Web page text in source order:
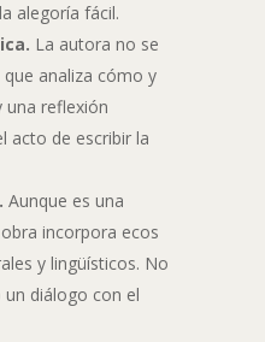
alegoría fácil.
La autora no se
analiza cómo y
una reflexión
acto de escribir la
Aunque es una
incorpora ecos
y lingüísticos. No
diálogo con el